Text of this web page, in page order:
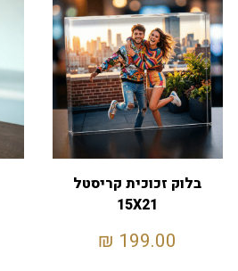
בלוק זכוכית קריסטל
15X21
199.00
₪